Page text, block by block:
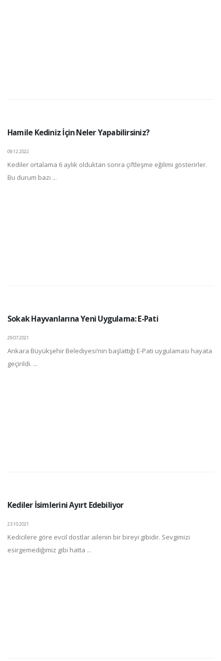
Hamile Kediniz İçin Neler Yapabilirsiniz?
09.12.2022
Kediler ortalama 6 aylık olduktan sonra çiftleşme eğilimi gösterirler.
Bu durum bazı ...
Sokak Hayvanlarına Yeni Uygulama: E-Pati
29.07.2021
Ankara Büyükşehir Belediyesi’nin başlattığı E-Pati uygulaması hayata
geçirildi. ...
Kediler İsimlerini Ayırt Edebiliyor
23.10.2021
Kedicilere göre evcil dostlar ailenin bir bireyi gibidir. Sevgimizi
esirgemediğimiz gibi hatta ...